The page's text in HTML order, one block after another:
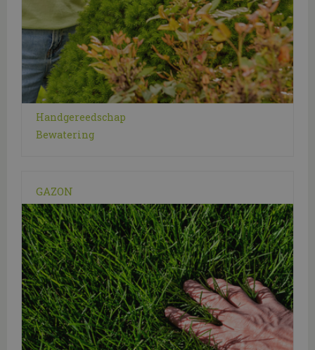
Handgereedschap
Bewatering
GAZON